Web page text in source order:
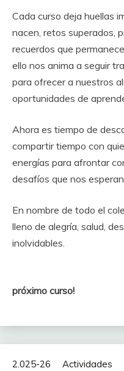
Cada curso deja huellas
nacen, retos superados,
recuerdos que
ello nos anima a seguir
para ofrecer a nuestros
oportunidades de
Ahora es tiempo de
compartir tiempo con
energías para afrontar
desafíos que nos
En nombre de todo el
lleno de alegría, salud,
inolvidables.
¡Felices
próximo curso!
2.025-26 Actividades